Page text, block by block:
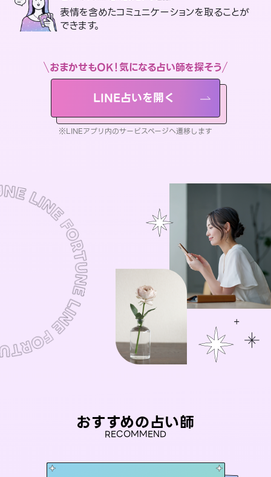
表情を含めたコミュニケーションを取ることが
できます。
おまかせもOK！気になる占い師を探そう
LINE占いを開く
※LINEアプリ内のサービスページへ遷移します
おすすめの占い師
RECOMMEND